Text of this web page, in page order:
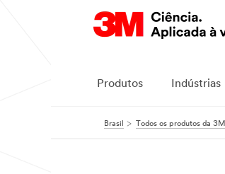
Produtos Indústrias
Brasil Todos os produtos da 3M